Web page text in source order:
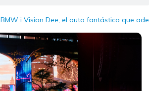
BMW i Vision Dee, el auto fantástico que